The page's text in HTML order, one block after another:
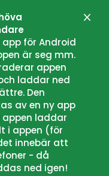
för Android
är seg mm.
appen
laddar ned
Den
av en ny app
appen laddar
i appen (för
innebär att
- då
ned igen!
Lukk